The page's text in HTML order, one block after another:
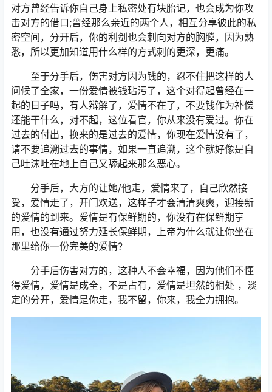
对方曾经告诉你自己身上私密处有块胎记，也会成为你攻
击对方的借口;曾经那么亲近的两个人，相互分享彼此的私
密空间，分开后，你的利剑也会刺向对方的胸膛，因为熟
悉，所以更加知道用什么样的方式刺的更深，更痛。
至于分手后，伤害对方因为钱的，忍不住把这样的人
问候了全家，一份爱情被钱玷污了，这个对得起曾经在一
起的日子吗，有人辩解了，爱情不在了，不要钱作为补偿
还能干什么，对不起，这位看官，你从来没有爱过。你在
过去的付出，换来的是过去的爱情，你现在爱情没有了，
请不要追溯过去的事情，如果一直追溯，这个就好像是自
己吐沫吐在地上自己又舔起来那么恶心。
分手后，大方的让她/他走，爱情来了，自己欣然接
受，爱情走了，开门欢送，这样子才会清清爽爽，迎接新
的爱情的到来。爱情是有保鲜期的，你没有在保鲜期享
用，也没有通过努力延长保鲜期，上帝为什么就让你坐在
那里给你一份完美的爱情?
分手后伤害对方的，这种人不会幸福，因为他们不懂
得爱情，爱情是成全，不是占有，爱情是坦然的相处 ，淡
定的分开，爱情是你走，我不留，你来，我全力拥抱。